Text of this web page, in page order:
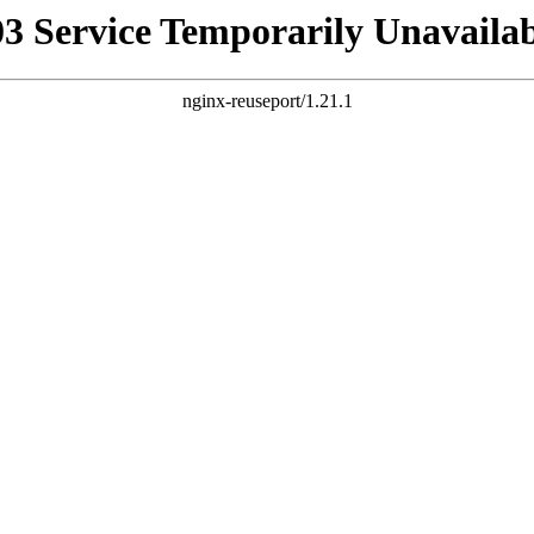
Service Temporarily
nginx-reuseport/1.21.1